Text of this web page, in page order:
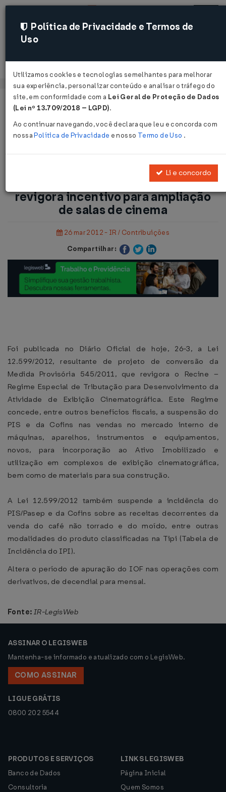
Acessar
Página Inicial
Notícias
ampliação de salas de cinema...
Voltar
PIS/COFINS: Assinada a lei que
revigora incentivo para ampliação
de salas de cinema
26 mar 2012 - IR / Contribuições
Compartilhar:
Foi publicada no Diário Oficial de hoje, 26-3, a Lei
12.599/2012, resultante de projeto de conversão da
Medida Provisória 545/2011, que revigora o Recine –
Regime Especial de Tributação para Desenvolvimento da
Atividade de Exibição Cinematográfica. Este Regime
concede, entre outros benefícios fiscais, a suspensão do
PIS e da Cofins nas vendas no mercado interno de
máquinas, aparelhos, instrumentos e equipamentos,
novos, para incorporação ao Ativo Imobilizado e
utilização em complexos de exibição cinematográfica,
bem como de materiais para sua construção.
A Lei 12.599/2012 também suspende a incidência do
PIS/Pasep e da Cofins sobre as receitas decorrentes da
venda do café não torrado e do moído, entre outras
modalidades do produto classificadas na Tipi (Tabela de
Incidência do IPI).
Altera o período de apuração do IOF nas operações com
derivativos, de decendial para mensal.
Fonte: IR-LegisWeb
ASSINAR O LEGISWEB
Mantenha-se informado e atualizado com o LegisWeb.
COMO ASSINAR
LIGUE GRÁTIS
0800 202 5544
PRODUTOS E SERVIÇOS
Banco de Dados
Consultoria
LINKS LEGISWEB
Página Inicial
Quem Somos
Política de Privacidade e Termos de
Uso
Utilizamos cookies e tecnologias semelhantes para melhorar
sua experiência, personalizar conteúdo e analisar o tráfego do
site, em conformidade com a Lei Geral de Proteção de Dados
(Lei nº 13.709/2018 – LGPD).
Ao continuar navegando, você declara que leu e concorda com
nossaPolítica de Privacidade e nosso Termo de Uso .
Li e concordo